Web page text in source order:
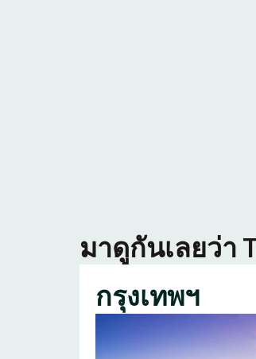
มาดูกันเลยว่า
กรุงเทพฯ